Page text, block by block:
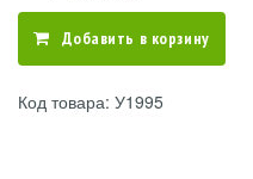
Добавить в корзину
Код товара: У1995